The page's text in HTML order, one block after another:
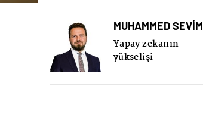
MUHAMMED SEVİM
Yapay zekanın
yükselişi